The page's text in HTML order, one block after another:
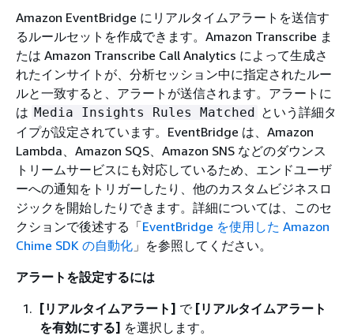
Amazon EventBridge にリアルタイムアラートを送信す
るルールセットを作成できます。Amazon Transcribe ま
たは Amazon Transcribe Call Analytics によって生成さ
れたインサイトが、分析セッション中に指定されたルー
ルと一致すると、アラートが送信されます。アラートに
は Media Insights Rules Matched という詳細タ
イプが設定されています。EventBridge は、Amazon
Lambda、Amazon SQS、Amazon SNS などのダウンス
トリームサービスにも対応しているため、エンドユーザ
ーへの通知をトリガーしたり、他のカスタムビジネスロ
ジックを開始したりできます。詳細については、このセ
クションで後述する「EventBridge を使用した Amazon
Chime SDK の自動化 」を参照してください。
アラートを設定するには
[リアルタイムアラート] で [リアルタイムアラート
を有効にする] を選択します。